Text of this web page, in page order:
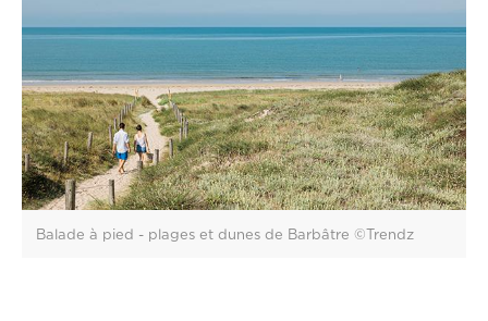
Balade à pied - plages et dunes de Barbâtre ©Trendz